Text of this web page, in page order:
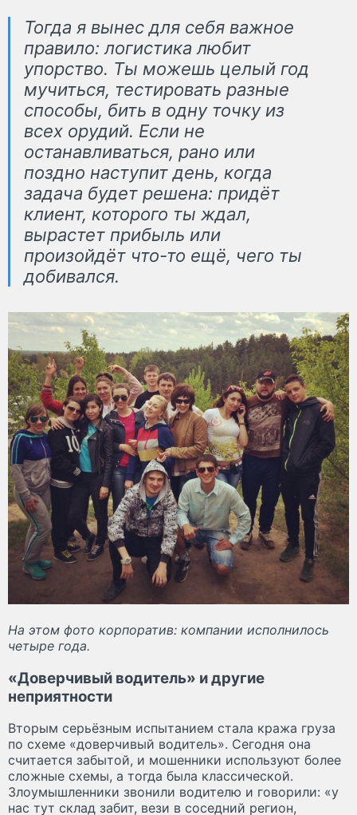
Тогда я вынес для себя важное
правило: логистика любит
упорство. Ты можешь целый год
мучиться, тестировать разные
способы, бить в одну точку из
всех орудий. Если не
останавливаться, рано или
поздно наступит день, когда
задача будет решена: придёт
клиент, которого ты ждал,
вырастет прибыль или
произойдёт что-то ещё, чего ты
добивался.
На этом фото корпоратив: компании исполнилось
четыре года.
«Доверчивый водитель» и другие
неприятности
Вторым серьёзным испытанием стала кража груза
по схеме «доверчивый водитель». Сегодня она
считается забытой, и мошенники используют более
сложные схемы, а тогда была классической.
Злоумышленники звонили водителю и говорили: «у
нас тут склад забит, вези в соседний регион,